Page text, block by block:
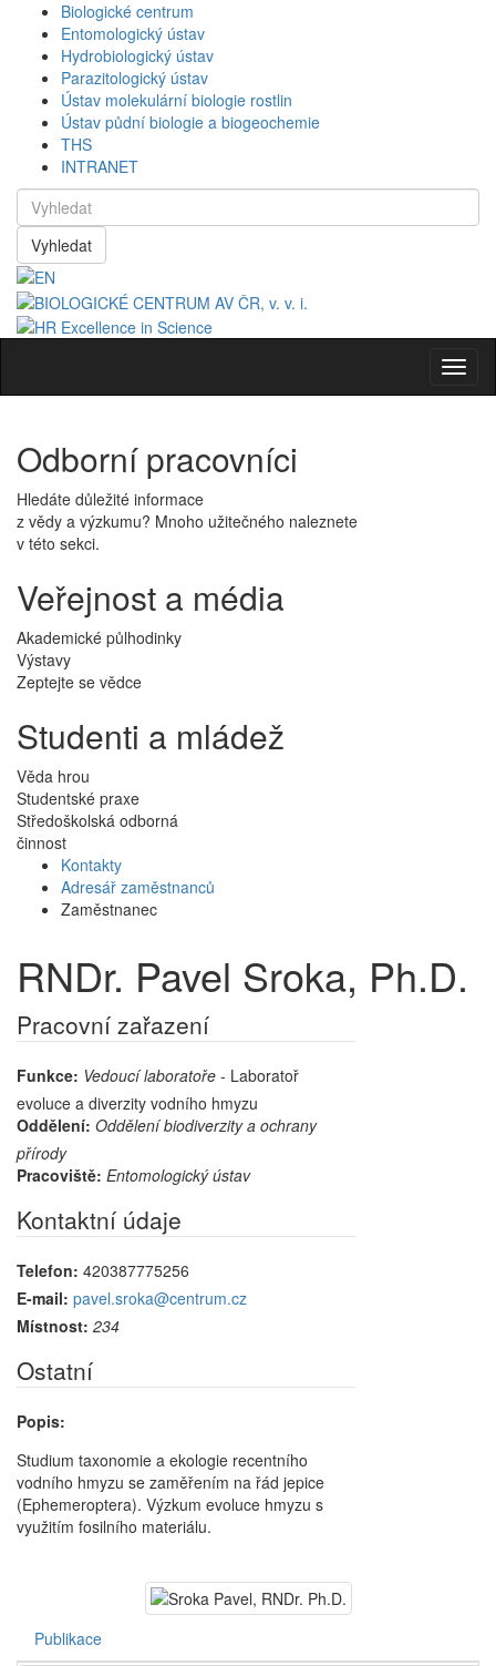
Biologické centrum
Entomologický ústav
Hydrobiologický ústav
Parazitologický ústav
Ústav molekulární biologie rostlin
Ústav půdní biologie a biogeochemie
THS
INTRANET
Vyhledat
Odborní pracovníci
Hledáte důležité informace
z vědy a výzkumu? Mnoho užitečného naleznete
v této sekci.
Veřejnost a média
Akademické půlhodinky
Výstavy
Zeptejte se vědce
Studenti a mládež
Věda hrou
Studentské praxe
Středoškolská odborná
činnost
Kontakty
Adresář zaměstnanců
Zaměstnanec
RNDr. Pavel Sroka, Ph.D.
Pracovní zařazení
Funkce: Vedoucí laboratoře - Laboratoř
evoluce a diverzity vodního hmyzu
Oddělení: Oddělení biodiverzity a ochrany
přírody
Pracoviště: Entomologický ústav
Kontaktní údaje
Telefon: 420387775256
E-mail: pavel.sroka@centrum.cz
Místnost: 234
Ostatní
Popis:
Studium taxonomie a ekologie recentního
vodního hmyzu se zaměřením na řád jepice
(Ephemeroptera). Výzkum evoluce hmyzu s
využitím fosilního materiálu.
Publikace